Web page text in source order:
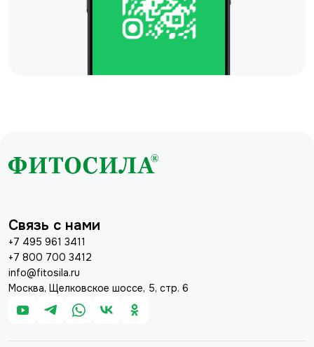
Связь с нами
+7 495 961 3411
+7 800 700 3412
info@fitosila.ru
Москва, Щелковское шоссе, 5, стр. 6